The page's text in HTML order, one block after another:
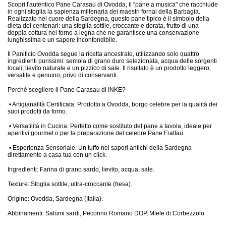
Scopri l'autentico Pane Carasau di Ovodda, il "pane a musica" che racchiude
in ogni sfoglia la sapienza millenaria dei maestri fornai della Barbagia.
Realizzato nel cuore della Sardegna, questo pane tipico è il simbolo della
dieta dei centenari: una sfoglia sottile, croccante e dorata, frutto di una
doppia cottura nel forno a legna che ne garantisce una conservazione
lunghissima e un sapore inconfondibile.
Il Panificio Ovodda segue la ricetta ancestrale, utilizzando solo quattro
ingredienti purissimi: semola di grano duro selezionata, acqua delle sorgenti
locali, lievito naturale e un pizzico di sale. Il risultato è un prodotto leggero,
versatile e genuino, privo di conservanti.
Perché scegliere il Pane Carasau di INKE?
•Artigianalità Certificata: Prodotto a Ovodda, borgo celebre per la qualità dei
suoi prodotti da forno.
• Versatilità in Cucina: Perfetto come sostituto del pane a tavola, ideale per
aperitivi gourmet o per la preparazione del celebre Pane Frattau.
• Esperienza Sensoriale: Un tuffo nei sapori antichi della Sardegna
direttamente a casa tua con un click.
Ingredienti: Farina di grano sardo, lievito, acqua, sale.
Texture: Sfoglia sottile, ultra-croccante (fresa).
Origine: Ovodda, Sardegna (Italia).
Abbinamenti: Salumi sardi, Pecorino Romano DOP, Miele di Corbezzolo.